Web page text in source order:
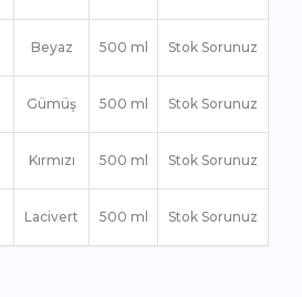
Beyaz 500 ml Stok Sorunuz
Gümüş 500 ml Stok Sorunuz
Kırmızı 500 ml Stok Sorunuz
Lacivert 500 ml Stok Sorunuz